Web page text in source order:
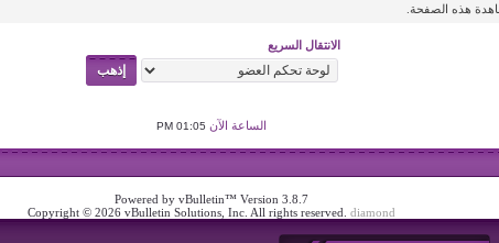
هذه الصفحة.
الانتقال السريع
الساعة الآن 01:05 PM
Powered by vBulletin™ Version 3.8.7
Copyright © 2026 vBulletin Solutions, Inc. All rights reserved. diamond